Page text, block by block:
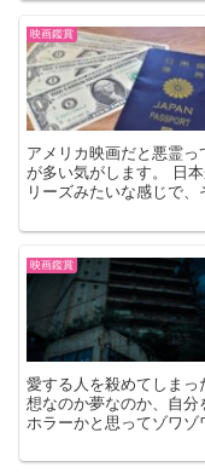
映画鑑賞
アメリカ映画だと悪霊
が多い気がします。 日
リーズみたいな感じで
映画鑑賞
愛する人を殺めてしま
想なのか夢なのか、自分
ホラーかと思ってゾワゾ